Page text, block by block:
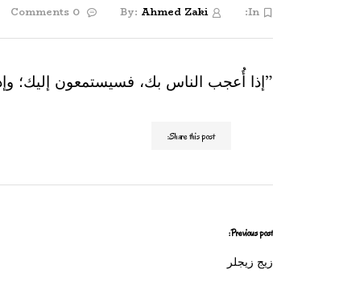
In:
By: Ahmed Zaki
”إذا أُعجب الناس بك، فسيستمعون إليك؛
Share this post:
Previous post:
زيج زيجلر